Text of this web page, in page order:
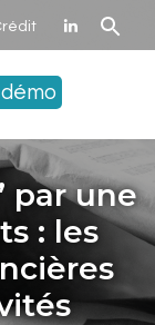
par une
: les